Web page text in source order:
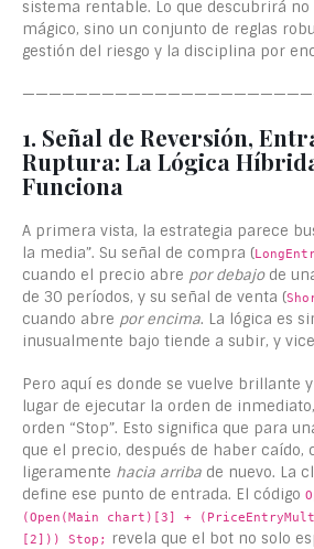
sistema rentable. Lo que descubrirá
mágico, sino un conjunto de reglas
gestión del riesgo y la disciplina por
1. Señal de Reversión,
Ruptura: La Lógica
Funciona
A primera vista, la estrategia parece
la media”. Su señal de compra (
cuando el precio abre por debajode
de 30 períodos, y su señal de venta (
cuando abre por encima. La lógica es
inusualmente bajo tiende a subir, y
Pero aquí es donde se vuelve brillante
lugar de ejecutar la orden de
orden “Stop”. Esto significa que para
que el precio, después de haber caído,
ligeramente hacia arriba de nuevo. La
define ese punto de entrada. El código
(Open(Main chart)[3] +
[2])) Stop;
revela que el bot no solo